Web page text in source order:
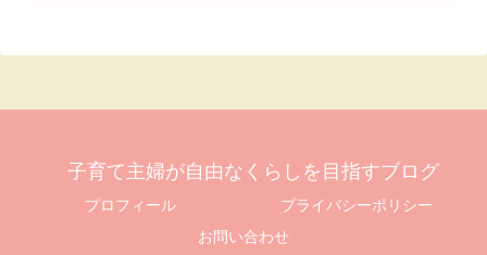
子育て主婦が自由なくらしを目指すブログ
プロフィール
プライバシーポリシー
お問い合わせ